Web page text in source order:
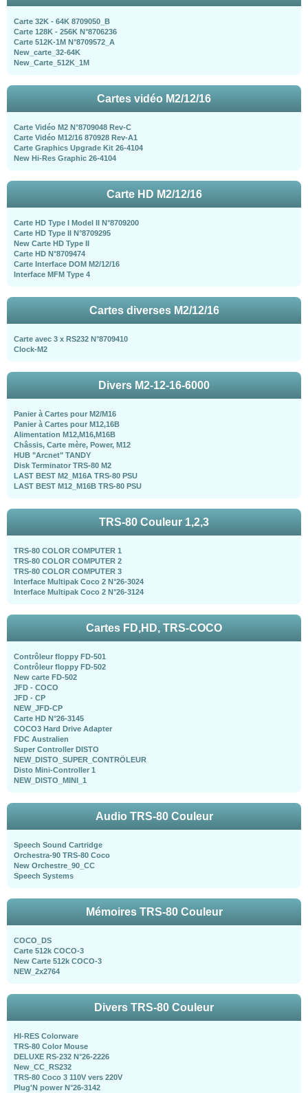
Carte 32K - 64K 8709050_B
Carte 128K - 256K N°8706236
Carte 512K-1M N°8709572_A
New_carte_32-64K
New_Carte_512K_1M
Cartes vidéo M2/12/16
Carte Vidéo M2 N°8709048 Rev-C
Carte Vidéo M12/16 870928 Rev-A1
Carte Graphics Upgrade Kit 26-4104
New Hi-Res Graphic 26-4104
Carte HD M2/12/16
Carte HD Type I Model II N°8709200
Carte HD Type II N°8709295
New Carte HD Type II
Carte HD N°8709474
Carte Interface DOM M2/12/16
Interface MFM Type 4
Cartes diverses M2/12/16
Carte avec 3 x RS232 N°8709410
Clock-M2
Divers M2-12-16-6000
Panier à Cartes pour M2/M16
Panier à Cartes pour M12,16B
Alimentation M12,M16,M16B
Châssis, Carte mère, Power, M12
HUB "Arcnet" TANDY
Disk Terminator TRS-80 M2
LAST BEST M2_M16A TRS-80 PSU
LAST BEST M12_M16B TRS-80 PSU
TRS-80 Couleur 1,2,3
TRS-80 COLOR COMPUTER 1
TRS-80 COLOR COMPUTER 2
TRS-80 COLOR COMPUTER 3
Interface Multipak Coco 2 N°26-3024
Interface Multipak Coco 2 N°26-3124
Cartes FD,HD, TRS-COCO
Contrôleur floppy FD-501
Contrôleur floppy FD-502
New carte FD-502
JFD - COCO
JFD - CP
NEW_JFD-CP
Carte HD N°26-3145
COCO3 Hard Drive Adapter
FDC Australien
Super Controller DISTO
NEW_DISTO_SUPER_CONTRÖLEUR
Disto Mini-Controller 1
NEW_DISTO_MINI_1
Audio TRS-80 Couleur
Speech Sound Cartridge
Orchestra-90 TRS-80 Coco
New Orchestre_90_CC
Speech Systems
Mémoires TRS-80 Couleur
COCO_DS
Carte 512k COCO-3
New Carte 512k COCO-3
NEW_2x2764
Divers TRS-80 Couleur
HI-RES Colorware
TRS-80 Color Mouse
DELUXE RS-232 N°26-2226
New_CC_RS232
TRS-80 Coco 3 110V vers 220V
Plug'N power N°26-3142